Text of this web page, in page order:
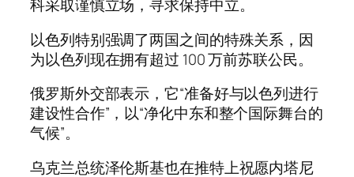
科采取谨慎立场，寻求保持中立。
以色列特别强调了两国之间的特殊关系，因
为以色列现在拥有超过 100 万前苏联公民。
俄罗斯外交部表示，它“准备好与以色列进行
建设性合作”，以“净化中东和整个国际舞台的
气候”。
乌克兰总统泽伦斯基也在推特上祝愿内塔尼